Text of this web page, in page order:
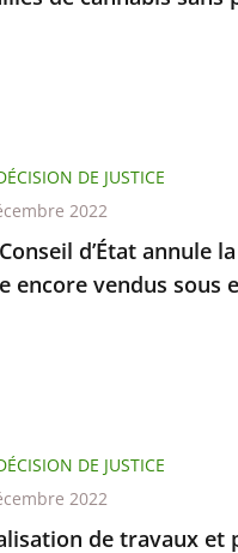
d’État annule
encore vendus sous
DE JUSTICE
2022
de travaux et
DE JUSTICE
2022